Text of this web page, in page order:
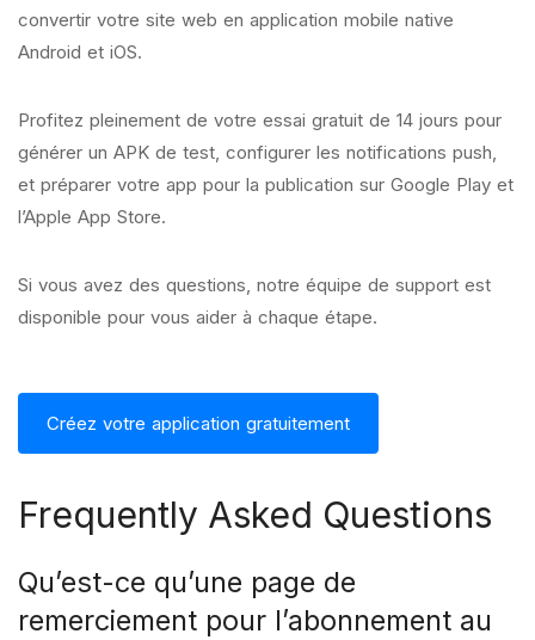
convertir votre site web en application mobile native
Android et iOS.
Profitez pleinement de votre essai gratuit de 14 jours pour
générer un APK de test, configurer les notifications push,
et préparer votre app pour la publication sur Google Play et
l’Apple App Store.
Si vous avez des questions, notre équipe de support est
disponible pour vous aider à chaque étape.
Créez votre application gratuitement
Frequently Asked Questions
Qu’est-ce qu’une page de
remerciement pour l’abonnement au